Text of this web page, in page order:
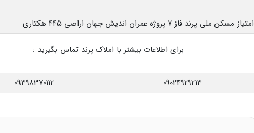
امتیاز مسکن ملی پرند فاز ۷ پروژه عمران اندیش جهان اراضی ۴۴۵ هکتاری
برای اطلاعات بیشتر با املاک پرند تماس بگیرید :
09024929213
09398370112